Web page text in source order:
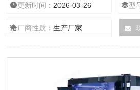
多用于实验设计、数据分析和特殊结晶方
更新时间： 2026-03-26 型
厂商性质：生产厂家